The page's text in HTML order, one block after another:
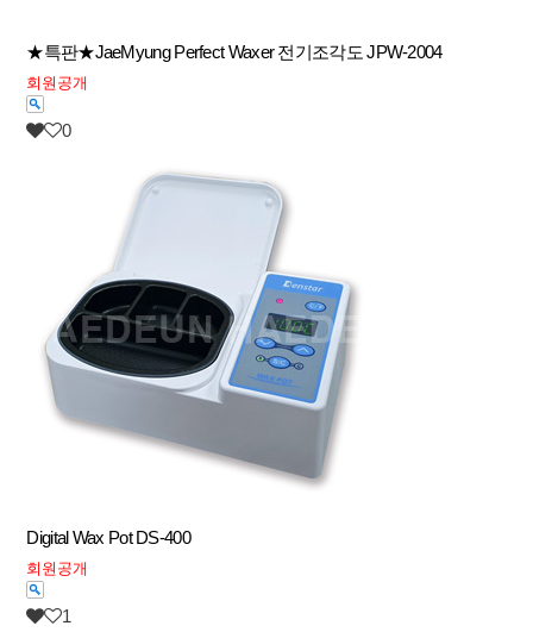
★특판★JaeMyung Perfect Waxer 전기조각도 JPW-2004
회원공개
0
Digital Wax Pot DS-400
회원공개
1